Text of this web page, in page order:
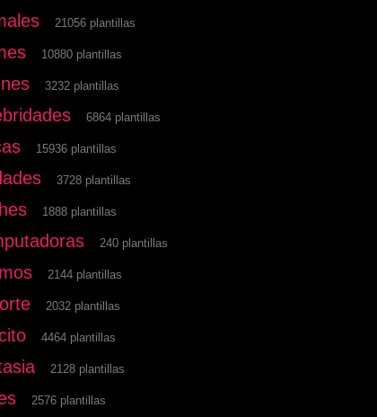
21056 plantillas
10880 plantillas
3232 plantillas
6864 plantillas
15936 plantillas
3728 plantillas
1888 plantillas
240 plantillas
2144 plantillas
2032 plantillas
4464 plantillas
2128 plantillas
2576 plantillas